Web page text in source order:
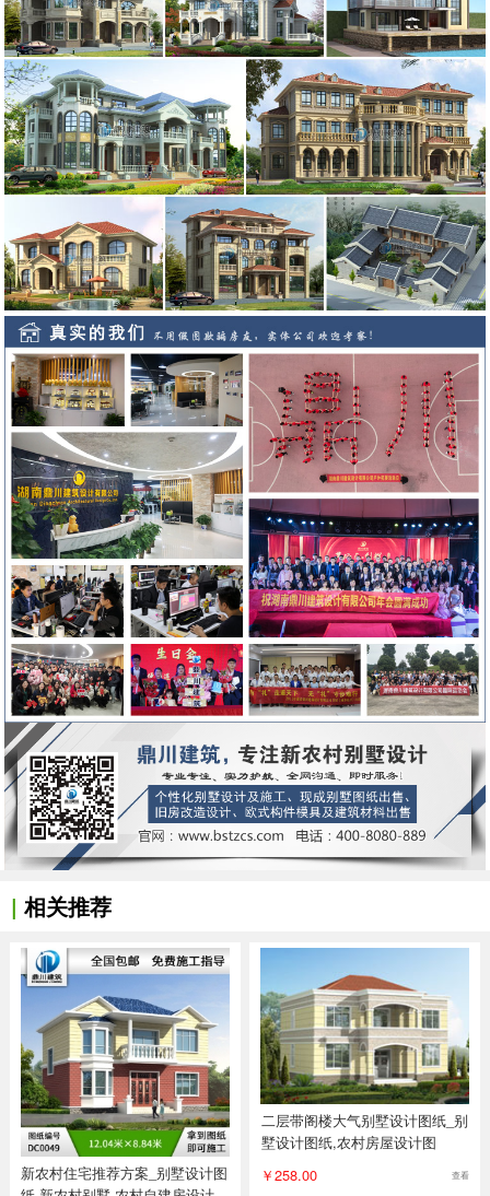
| 相关推荐
新农村住宅推荐方案_别墅设计图
二层带阁楼大气别墅设计图纸_别
墅设计图纸,农村房屋设计图
￥258.00
查看